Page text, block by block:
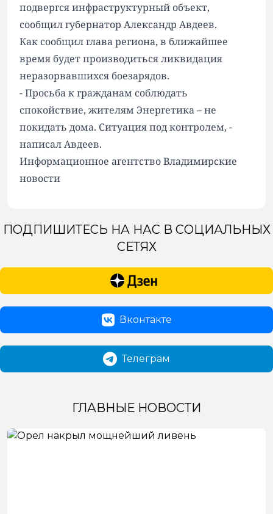
подвергся инфраструктурный объект,
сообщил губернатор Александр Авдеев.
Как сообщил глава региона, в ближайшее
время будет производиться ликвидация
неразорвавшихся боезарядов.
- Просьба к гражданам соблюдать
спокойствие, жителям Энергетика – не
покидать дома. Ситуация под контролем, -
написал Авдеев.
Информационное агентство Владимирские
новости
ПОДПИШИТЕСЬ НА НАС В СОЦИАЛЬНЫХ
СЕТЯХ
Вконтакте
Телеграм
ГЛАВНЫЕ НОВОСТИ